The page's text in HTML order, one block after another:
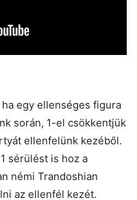
egy ellenséges figura
során, 1-el csökkentjük
ellenfelünk kezéből.
sérülést is hoz a
némi Trandoshian
az ellenfél kezét.